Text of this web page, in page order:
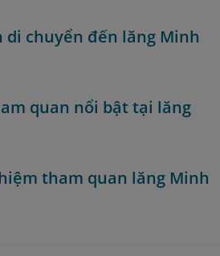
di chuyển đến lăng Minh
quan nổi bật tại lăng
tham quan lăng Minh